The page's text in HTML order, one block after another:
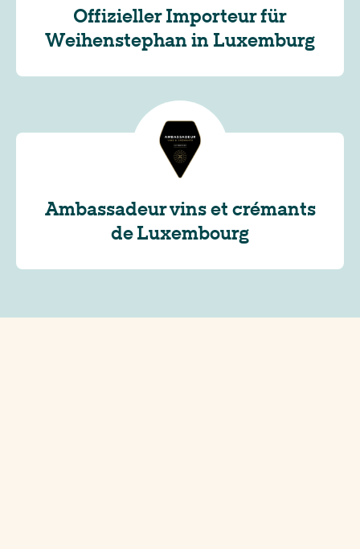
Offizieller Importeur für
Weihenstephan in Luxemburg
Ambassadeur vins et crémants
de Luxembourg